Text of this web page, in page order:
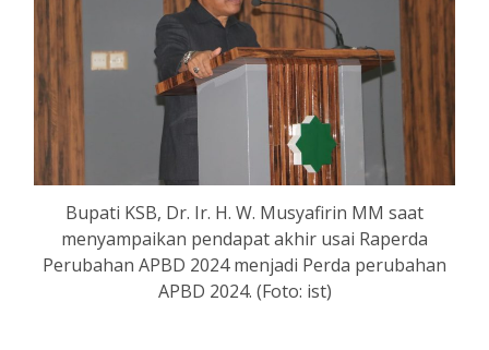
Bupati KSB, Dr. Ir. H. W. Musyafirin MM saat
menyampaikan pendapat akhir usai Raperda
Perubahan APBD 2024 menjadi Perda perubahan
APBD 2024. (Foto: ist)